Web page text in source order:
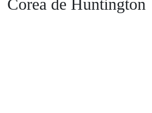
Corea de Huntington